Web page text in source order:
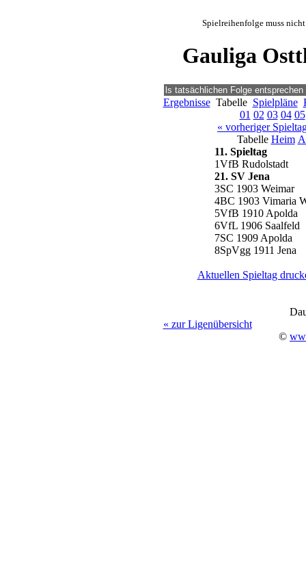
Spielreihenfolge muss
Gauliga
ErgebnisseTabelle Spielpläne
01 02 03 04 05
« vorheriger
Tabelle Heim
11. Spieltag
1VfB Rudolstadt
21. SV Jena
3SC 1903 Weimar
4BC 1903 Vimaria
5VfB 1910 Apolda
6VfL 1906 Saalfeld
7SC 1909 Apolda
8SpVgg 1911 Jena
Aktuellen Spieltag
« zur Ligenübersicht
©